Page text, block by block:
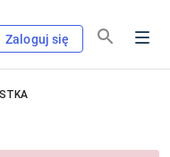
Zaloguj się